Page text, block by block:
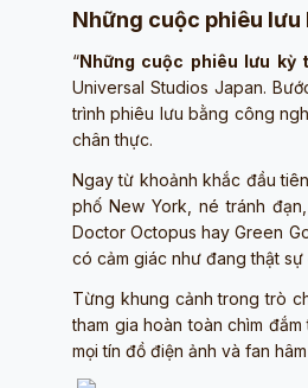
Những cuộc phiêu
“Những cuộc phiêu lưu kỳ
Universal Studios Japan.
trình phiêu lưu bằng công
chân thực.
Ngay từ khoảnh khắc đầu
phố New York, né tránh
Doctor Octopus hay Green
có cảm giác như đang thật
Từng khung cảnh trong trò
tham gia hoàn toàn chìm
mọi tín đồ điện ảnh và fan